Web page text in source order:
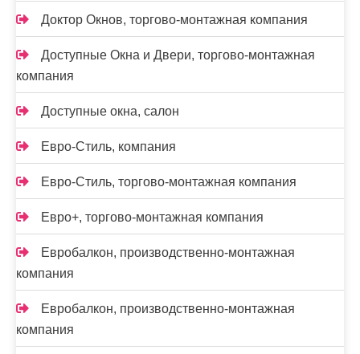
Доктор Окнов, торгово-монтажная компания
Доступные Окна и Двери, торгово-монтажная
компания
Доступные окна, салон
Евро-Стиль, компания
Евро-Стиль, торгово-монтажная компания
Евро+, торгово-монтажная компания
Евробалкон, производственно-монтажная
компания
Евробалкон, производственно-монтажная
компания